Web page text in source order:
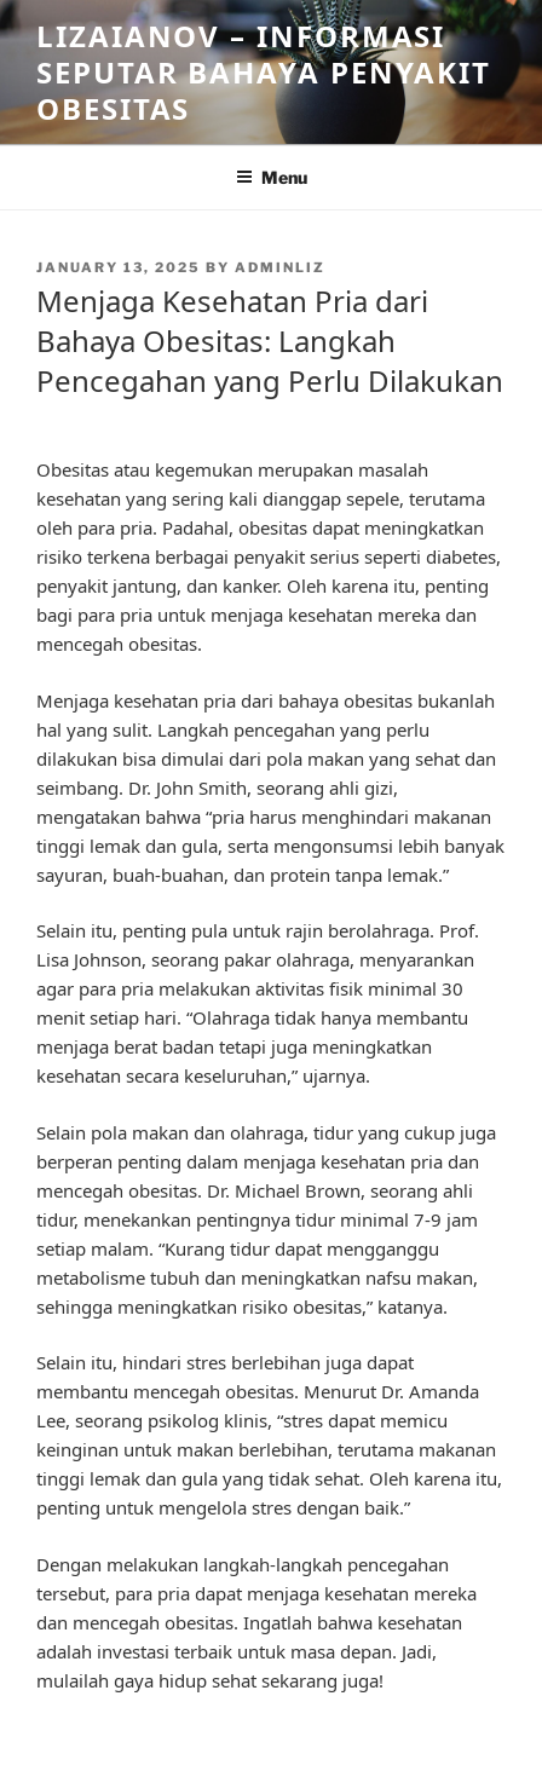
Skip
to
content
LIZAIANOV – INFORMASI
SEPUTAR BAHAYA PENYAKIT
OBESITAS
Menu
POSTED
JANUARY 13, 2025 BY ADMINLIZ
Menjaga Kesehatan Pria dari
Bahaya Obesitas: Langkah
Pencegahan yang Perlu Dilakukan
Obesitas atau kegemukan merupakan masalah
kesehatan yang sering kali dianggap sepele, terutama
oleh para pria. Padahal, obesitas dapat meningkatkan
risiko terkena berbagai penyakit serius seperti diabetes,
penyakit jantung, dan kanker. Oleh karena itu, penting
bagi para pria untuk menjaga kesehatan mereka dan
mencegah obesitas.
Menjaga kesehatan pria dari bahaya obesitas bukanlah
hal yang sulit. Langkah pencegahan yang perlu
dilakukan bisa dimulai dari pola makan yang sehat dan
seimbang. Dr. John Smith, seorang ahli gizi,
mengatakan bahwa “pria harus menghindari makanan
tinggi lemak dan gula, serta mengonsumsi lebih banyak
sayuran, buah-buahan, dan protein tanpa lemak.”
Selain itu, penting pula untuk rajin berolahraga. Prof.
Lisa Johnson, seorang pakar olahraga, menyarankan
agar para pria melakukan aktivitas fisik minimal 30
menit setiap hari. “Olahraga tidak hanya membantu
menjaga berat badan tetapi juga meningkatkan
kesehatan secara keseluruhan,” ujarnya.
Selain pola makan dan olahraga, tidur yang cukup juga
berperan penting dalam menjaga kesehatan pria dan
mencegah obesitas. Dr. Michael Brown, seorang ahli
tidur, menekankan pentingnya tidur minimal 7-9 jam
setiap malam. “Kurang tidur dapat mengganggu
metabolisme tubuh dan meningkatkan nafsu makan,
sehingga meningkatkan risiko obesitas,” katanya.
Selain itu, hindari stres berlebihan juga dapat
membantu mencegah obesitas. Menurut Dr. Amanda
Lee, seorang psikolog klinis, “stres dapat memicu
keinginan untuk makan berlebihan, terutama makanan
tinggi lemak dan gula yang tidak sehat. Oleh karena itu,
penting untuk mengelola stres dengan baik.”
Dengan melakukan langkah-langkah pencegahan
tersebut, para pria dapat menjaga kesehatan mereka
dan mencegah obesitas. Ingatlah bahwa kesehatan
adalah investasi terbaik untuk masa depan. Jadi,
mulailah gaya hidup sehat sekarang juga!